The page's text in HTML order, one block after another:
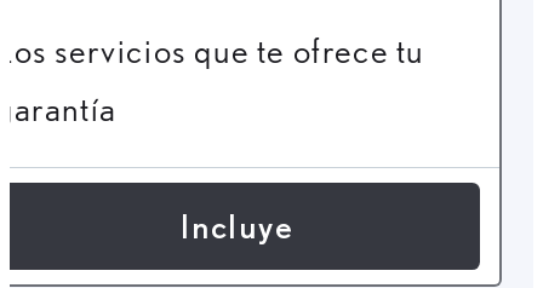
servicios que te ofrece tu
Incluye